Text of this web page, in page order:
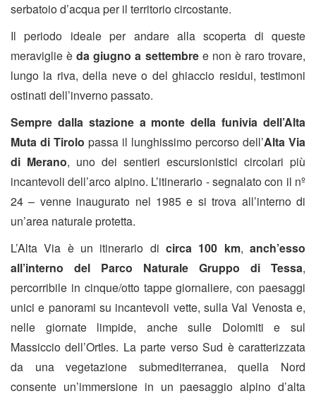
serbatoio d’acqua per il territorio circostante.
Il periodo ideale per andare alla scoperta di queste
meraviglie èda giugno a settembree non è raro trovare,
lungo la riva, della neve o del ghiaccio residui, testimoni
ostinati dell’inverno passato.
Sempre dalla stazione a monte della funivia dell’Alta
Muta di Tirolo passa il lunghissimo percorso dell’Alta Via
di Merano, uno dei sentieri escursionistici circolari più
incantevoli dell’arco alpino. L’itinerario - segnalato con il nº
24 – venne inaugurato nel 1985 e si trova all’interno di
un’area naturale protetta.
L’Alta Via è un itinerario di circa 100 km,anch’esso
all’interno del Parco Naturale Gruppo di Tessa,
percorribile in cinque/otto tappe giornaliere, con paesaggi
unici e panorami su incantevoli vette, sulla Val Venosta e,
nelle giornate limpide, anche sulle Dolomiti e sul
Massiccio dell’Ortles. La parte verso Sud è caratterizzata
da una vegetazione submediterranea, quella Nord
consente un’immersione in un paesaggio alpino d’alta